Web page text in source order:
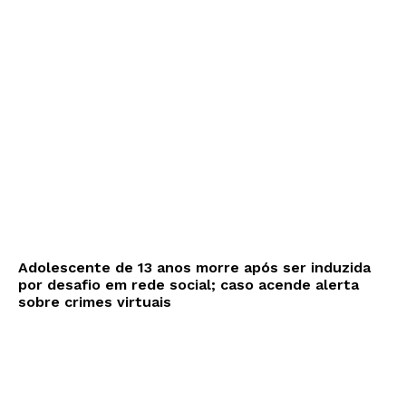
Adolescente de 13 anos morre após ser induzida
por desafio em rede social; caso acende alerta
sobre crimes virtuais